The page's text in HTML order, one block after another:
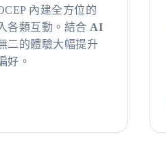
內建全方位的
各類互動。結合 AI
二的體驗大幅提升
好。